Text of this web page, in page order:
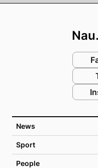
News
Sport
People